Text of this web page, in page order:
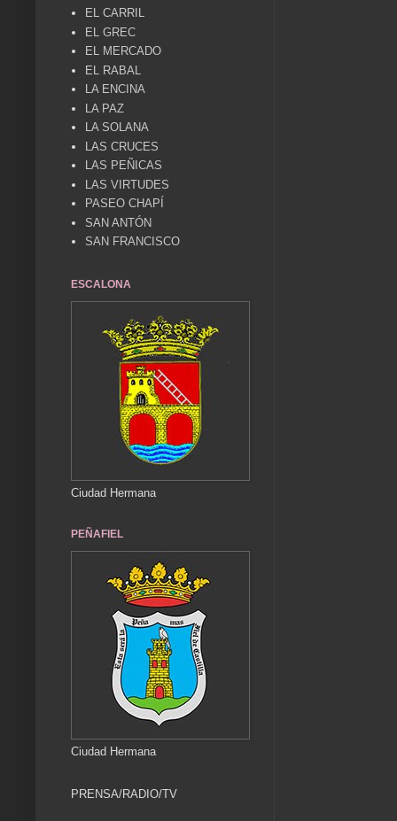
EL CARRIL
EL GREC
EL MERCADO
EL RABAL
LA ENCINA
LA PAZ
LA SOLANA
LAS CRUCES
LAS PEÑICAS
LAS VIRTUDES
PASEO CHAPÍ
SAN ANTÓN
SAN FRANCISCO
ESCALONA
Ciudad Hermana
PEÑAFIEL
Ciudad Hermana
PRENSA/RADIO/TV